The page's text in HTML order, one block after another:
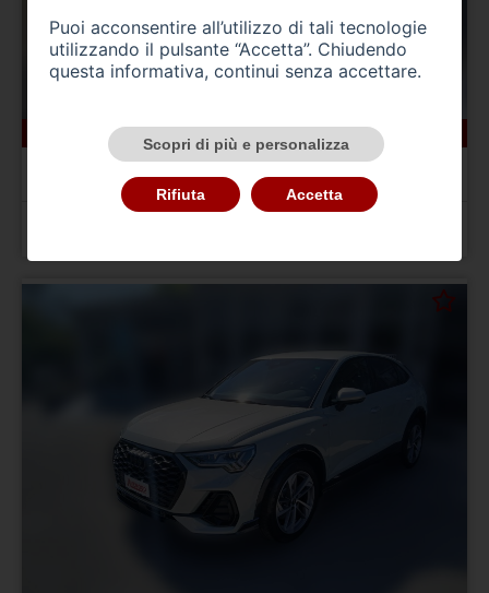
benzina
AUDI A1 2ª serie
A1 allstreet 30 TFSI Business
Puoi acconsentire all’utilizzo di tali tecnologie
utilizzando il pulsante “Accetta”. Chiudendo
questa informativa, continui senza accettare.
Scopri di più e personalizza
Rifiuta Accetta